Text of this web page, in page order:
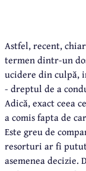
Astfel, recent,
termen dintr-un
ucidere din culpă,
- dreptul de a
Adică, exact ceea
a comis fapta de
Este greu de
resorturi ar fi
asemenea decizie.